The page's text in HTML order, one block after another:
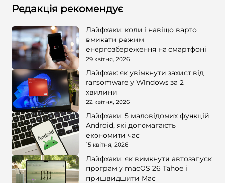
Редакція рекомендує
Лайфхаки: коли і навіщо варто
вмикати режим
енергозбереження на смартфоні
29 квітня, 2026
Лайфхак: як увімкнути захист від
ransomware у Windows за 2
хвилини
22 квітня, 2026
Лайфхаки: 5 маловідомих функцій
Android, які допомагають
економити час
15 квітня, 2026
Лайфхаки: як вимкнути автозапуск
програм у macOS 26 Tahoe і
пришвидшити Mac